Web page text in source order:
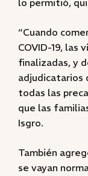
lo permitió,
“Cuando
COVID-19, las
finalizadas, y
adjudicatarios
todas las
que las
Isgro.
También
se vayan